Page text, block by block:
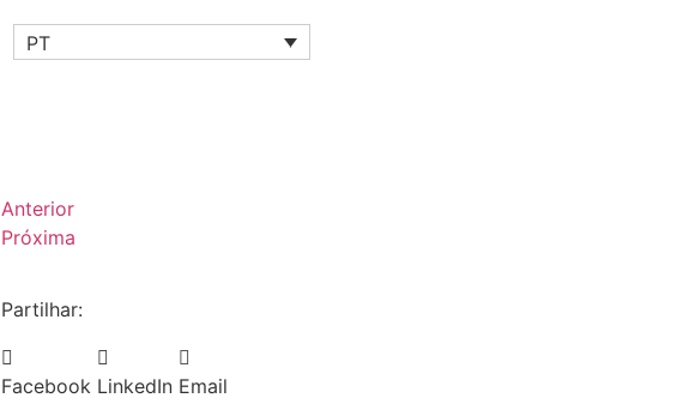
PT
Anterior
Próxima
Partilhar:
Facebook LinkedIn Email